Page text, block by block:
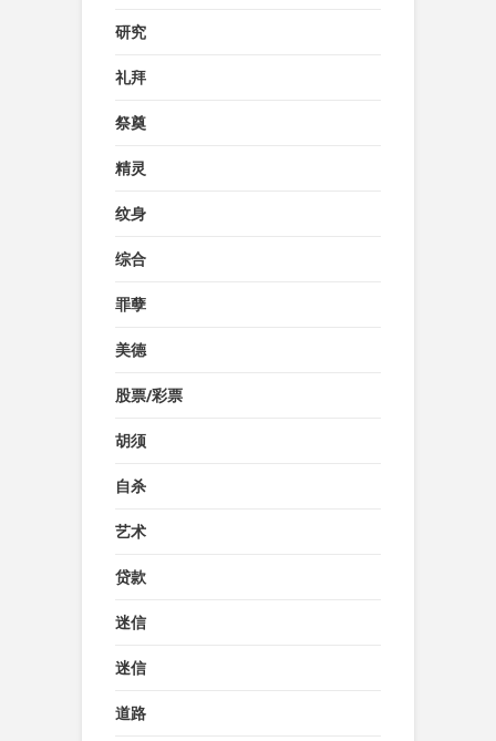
研究
礼拜
祭奠
精灵
纹身
综合
罪孽
美德
股票/彩票
胡须
自杀
艺术
贷款
迷信
迷信
道路